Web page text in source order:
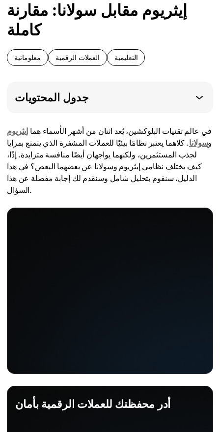
إيثريوم مقابل سولانا: مقارنة
كاملة
معلوماتية العملات الرقمية التعليمية
جدول المحتويات
في عالم تقنيات البلوكشين، يُعد اثنان من أشهر الأسماء هما إيثريوم
وسولانا. كلاهما يعتبر نظامًا بيئيًا للعملات المشفرة الذي يتمتع بمزايا
لجذب المستثمرين، ولكنهما يواجهان أيضًا منافسة متزايدة. إذًا،
كيف يختلف نظامي إيثريوم وسولانا عن بعضهما البعض؟ في هذا
الدليل، سنقوم بتحليل شامل وسنقدم لك إجابة مفصلة عن هذا
السؤال.
أدر محفظتك للعملات الرقمية بأمان